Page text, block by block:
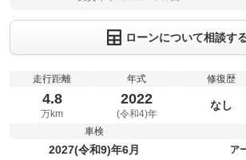
ローンについて相談す
走行距離
4.8
万km
年式
2022
(令和4)年
修復歴
なし
車検
2027(令和9)年6月
ア